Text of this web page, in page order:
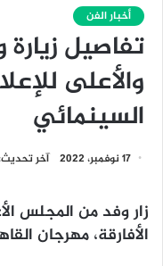
أخبار الفن
تفاصيل زيارة
والأعلى
السينمائي
17 نوفمبر، 2022 آخر تحديث: 17 نوفمبر،
زار وفد من المجلس
الأفارقة، مهرجان